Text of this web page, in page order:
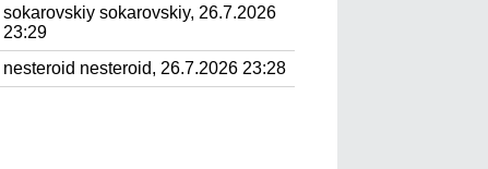
sokarovskiy sokarovskiy, 26.7.2026
23:29
nesteroid nesteroid, 26.7.2026 23:28